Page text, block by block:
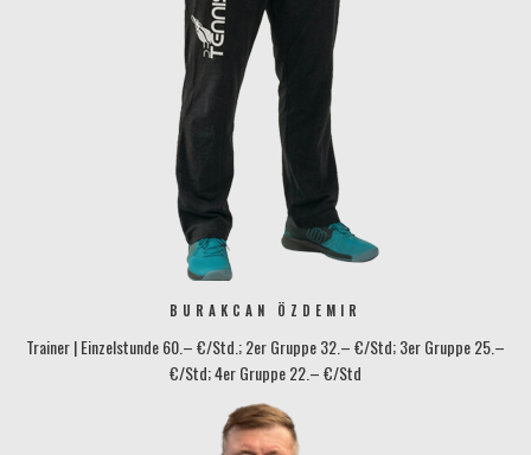
BURAKCAN ÖZDEMIR
Trainer | Einzelstunde 60.– €/Std.; 2er Gruppe 32.– €/Std; 3er Gruppe 25.–
€/Std; 4er Gruppe 22.– €/Std
protennis@tennisbase-konstanz.de